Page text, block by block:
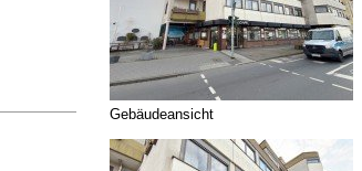
Gebäudeansicht